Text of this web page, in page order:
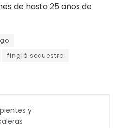
de hasta 25 años de
fingió secuestro